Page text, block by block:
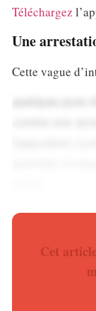
Téléchargez
Une
Cette vague
Ne
Un climat
Ces
Cet